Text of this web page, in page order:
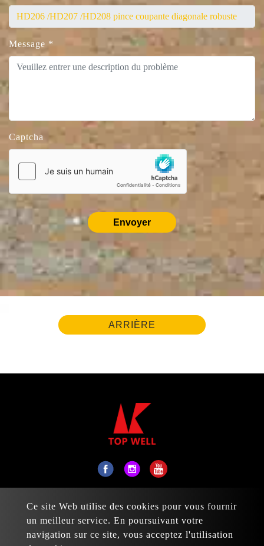
Message *
Captcha
Envoyer
ARRIÈRE
Ce site Web utilise des cookies pour vous fournir
un meilleur service. En poursuivant votre
navigation sur ce site, vous acceptez l'utilisation
Courrier : sales@topwell-tools.com